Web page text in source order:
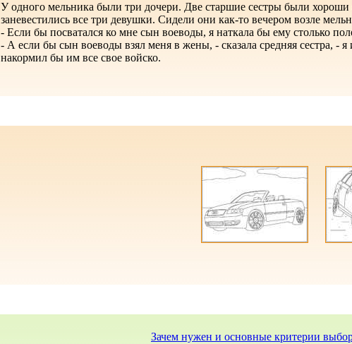
У одного мельника были три дочери. Две старшие сестры были
заневестились все три девушки. Сидели они как-то вечером возле
- Если бы посватался ко мне сын воеводы, я наткала бы ему столько
- А если бы сын воеводы взял меня в жены, - сказала средняя сестра, -
накормил бы им все свое войско.
Зачем нужен и основные критерии